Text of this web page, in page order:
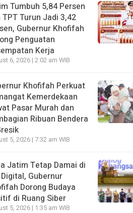
Tumbuh 5,84 Persen
TPT Turun Jadi 3,42
Gubernur Khofifah
Penguatan
Kerja
6, 2026 | 2:02 am WIB
Khofifah Perkuat
Kemerdekaan
Pasar Murah dan
Ribuan Bendera
5, 2026 | 7:32 am WIB
Jatim Tetap Damai di
Gubernur
Dorong Budaya
di Ruang Siber
5, 2026 | 1:35 am WIB